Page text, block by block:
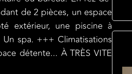
de 2 pièces, un espace
extérieur, une piscine à
spa. +++ Climatisations
détente... À TRÈS VITE